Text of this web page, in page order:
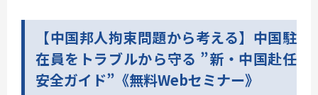
【中国邦人拘束問題から考える】中国駐
在員をトラブルから守る ”新・中国赴任
安全ガイド”《無料Webセミナー》